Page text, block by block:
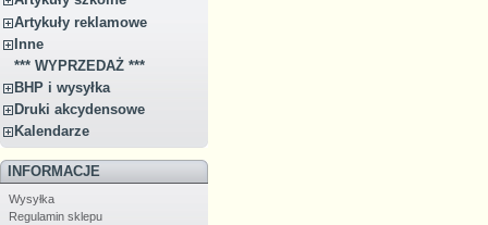
Artykuły reklamowe
Inne
*** WYPRZEDAŻ ***
BHP i wysyłka
Druki akcydensowe
Kalendarze
INFORMACJE
Wysyłka
Regulamin sklepu